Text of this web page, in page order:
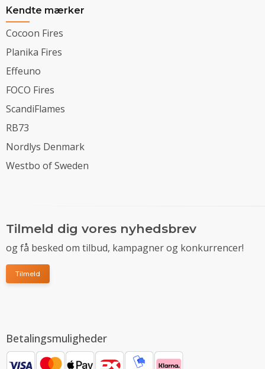
Kendte mærker
Cocoon Fires
Planika Fires
Effeuno
FOCO Fires
ScandiFlames
RB73
Nordlys Denmark
Westbo of Sweden
Tilmeld dig vores nyhedsbrev
og få besked om tilbud, kampagner og konkurrencer!
Tilmeld
Betalingsmuligheder